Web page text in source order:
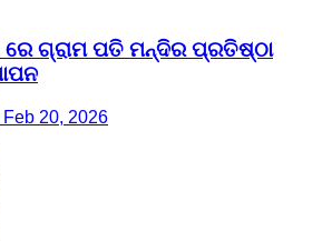
ରେ ଗ୍ରାମ ପତି ମନ୍ଦିର ପ୍ରତିଷ୍ଠା
20, 2026